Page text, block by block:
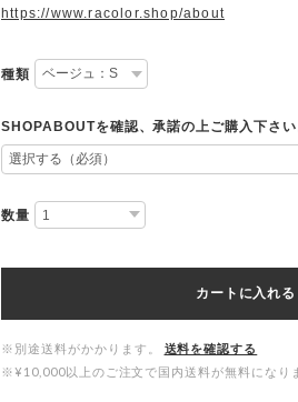
https://www.racolor.shop/about
種類
SHOPABOUTを確認、承諾の上ご購入下さい
数量
カートに入れる
※別途送料がかかります。
送料を確認する
※¥10,000以上のご注文で国内送料が無料になり